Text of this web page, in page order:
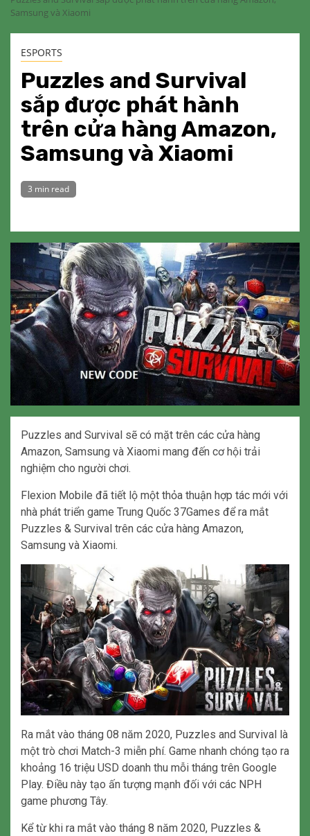
Samsung và Xiaomi
ESPORTS
Puzzles and Survival
sắp được phát hành
trên cửa hàng Amazon,
Samsung và Xiaomi
3 min read
Puzzles and Survival sẽ có mặt trên các cửa hàng
Amazon, Samsung và Xiaomi mang đến cơ hội trải
nghiệm cho người chơi.
Flexion Mobile đã tiết lộ một thỏa thuận hợp tác mới với
nhà phát triển game Trung Quốc 37Games để ra mắt
Puzzles & Survival trên các cửa hàng Amazon,
Samsung và Xiaomi.
Ra mắt vào tháng 08 năm 2020, Puzzles and Survival là
một trò chơi Match-3 miễn phí. Game nhanh chóng tạo ra
khoảng 16 triệu USD doanh thu mỗi tháng trên Google
Play. Điều này tạo ấn tượng mạnh đối với các NPH
game phương Tây.
Kể từ khi ra mắt vào tháng 8 năm 2020, Puzzles &